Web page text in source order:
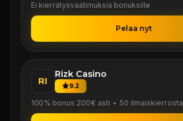
Ei kierrätysvaatimuksia bonuksille
Pelaa nyt
RI
Rizk Casino
9.2
100% bonus 200€ asti + 50 ilmaiskierrosta